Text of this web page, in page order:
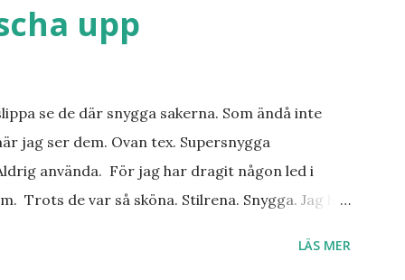
upp
se de där snygga sakerna. Som ändå inte
jag ser dem. Ovan tex. Supersnygga
använda. För jag har dragit någon led i
Trots de var så sköna. Stilrena. Snygga. Jag har
LÄS MER